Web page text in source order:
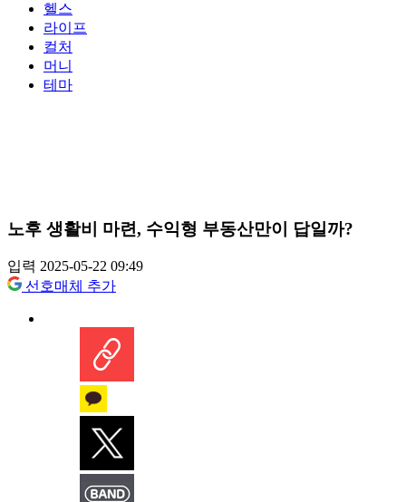
헬스
라이프
컬처
머니
테마
노후 생활비 마련, 수익형 부동산만이 답일까?
입력 2025-05-22 09:49
선호매체 추가